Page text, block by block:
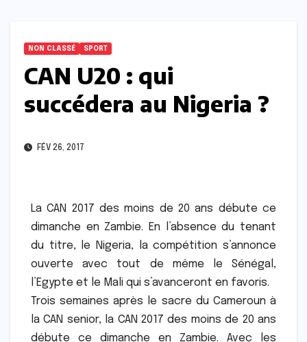
NON CLASSÉ SPORT
CAN U20 : qui
succédera au Nigeria ?
FÉV 26, 2017
La CAN 2017 des moins de 20 ans débute ce
dimanche en Zambie. En l’absence du tenant
du titre, le Nigeria, la compétition s’annonce
ouverte avec tout de même le Sénégal,
l’Egypte et le Mali qui s’avanceront en favoris.
Trois semaines après le sacre du Cameroun à
la CAN senior, la CAN 2017 des moins de 20 ans
débute ce dimanche en Zambie. Avec les